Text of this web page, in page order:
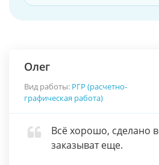
Олег
Вид работы: РГР (расчетно-
графическая работа)
Всё хорошо, сделано
заказыват еще.